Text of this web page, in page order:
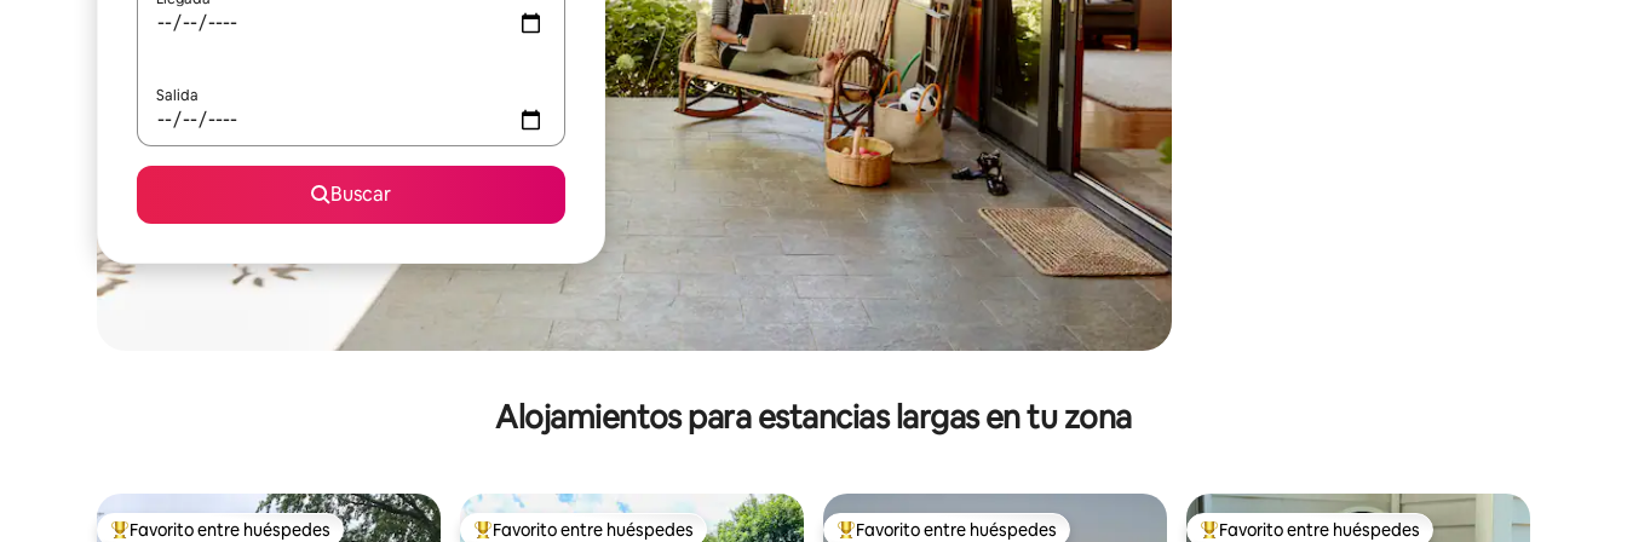
Salida
Buscar
Alojamientos para estancias largas en tu zona
Favorito entre huéspedes Favorito entre huéspedes Favorito entre huéspedes Favorito entre huéspedes